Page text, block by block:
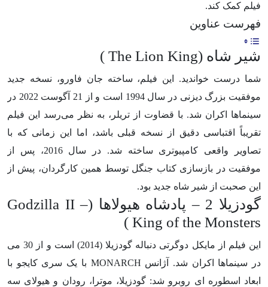
فیلم کمک کند.
فهرست عناوین
شیر شاه (The Lion King )
شما درست خواندید. این فیلم، ساخته جان فاورو، نسخه جدید
موفقیت بزرگ دیزنی در سال 1994 است و از 21 آگوست 2022 در
سینماها اکران شد. با قضاوت از تریلر، به نظر می‌رسد این فیلم
تقریباً اقتباسی دقیق از نسخه قبلی باشد، اما این زمانی که با
تصاویر واقعی کامپیوتری ساخته شد. در سال 2016، پس از
موفقیت در بازسازی کتاب جنگل توسط همین کارگردان، پیش از
این صحبت از شیر شاه جدید بود.
گودزیلا 2 – پادشاه هیولاها (Godzilla II –
King of the Monsters )
این فیلم از مایکل دوگرتی دنباله گودزیلا (2014) است و از 30 می
‌در سینماها اکران شد. آژانس MONARCH با یک سری کایجو با
ابعاد اسطوره ای روبرو شد: گودزیلا، موترا، رودان و هیولای سه